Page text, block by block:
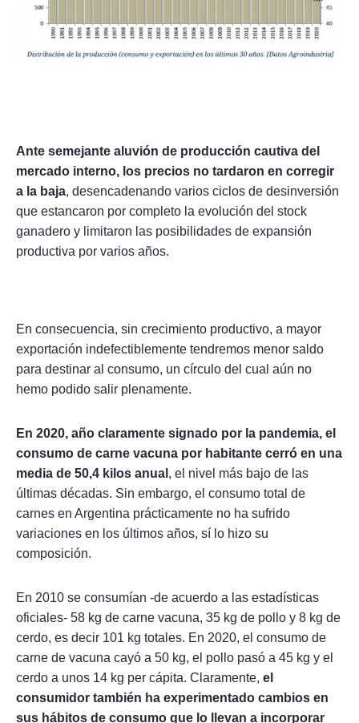
Ante semejante aluvión de producción cautiva del
mercado interno, los precios no tardaron en corregir
a la baja, desencadenando varios ciclos de desinversión
que estancaron por completo la evolución del stock
ganadero y limitaron las posibilidades de expansión
productiva por varios años.
En consecuencia, sin crecimiento productivo, a mayor
exportación indefectiblemente tendremos menor saldo
para destinar al consumo, un círculo del cual aún no
hemo podido salir plenamente.
En 2020, año claramente signado por la pandemia, el
consumo de carne vacuna por habitante cerró en una
media de 50,4 kilos anual , el nivel más bajo de las
últimas décadas. Sin embargo, el consumo total de
carnes en Argentina prácticamente no ha sufrido
variaciones en los últimos años, sí lo hizo su
composición.
En 2010 se consumían -de acuerdo a las estadísticas
oficiales- 58 kg de carne vacuna, 35 kg de pollo y 8 kg de
cerdo, es decir 101 kg totales. En 2020, el consumo de
carne de vacuna cayó a 50 kg, el pollo pasó a 45 kg y el
cerdo a unos 14 kg per cápita. Claramente, el
consumidor también ha experimentado cambios en
sus hábitos de consumo que lo llevan a incorporar